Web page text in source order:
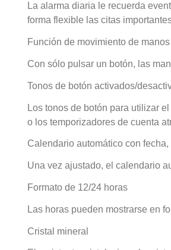
La alarma diaria le recuerda
forma flexible las citas
Función de movimiento de manos
Con sólo pulsar un botón, las
Tonos de botón activados/
Los tonos de botón para utilizar
o los temporizadores de cuenta
Calendario automático con fecha,
Una vez ajustado, el calendario
Formato de 12/24 horas
Las horas pueden mostrarse en
Cristal mineral